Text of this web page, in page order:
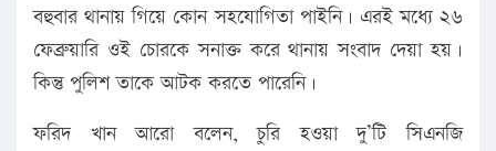
বহুবার থানায় গিয়ে কোন সহযোগিতা পাইনি। এরই মধ্যে ২৬
ফেব্রুয়ারি ওই চোরকে সনাক্ত করে থানায় সংবাদ দেয়া হয়।
কিন্তু পুলিশ তাকে আটক করতে পারেনি।
ফরিদ খান আরো বলেন, চুরি হওয়া দু’টি সিএনজি